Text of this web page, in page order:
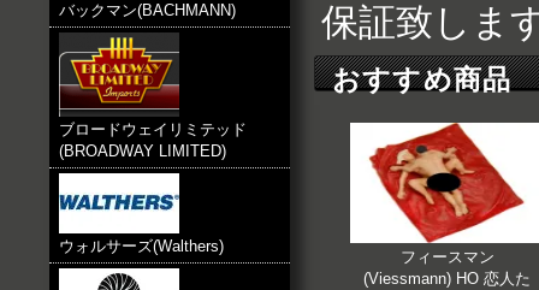
バックマン(BACHMANN)
ブロードウェイリミテッド
(BROADWAY LIMITED)
ウォルサーズ(Walthers)
保証致しま
おすすめ商品
フィースマン
(Viessmann) HO 恋人た